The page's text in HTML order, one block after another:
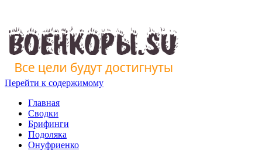
Перейти к содержимому
Главная
Сводки
Брифинги
Подоляка
Онуфриенко